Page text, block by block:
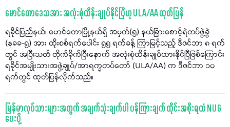
မောင်တောဒေသအား အလုံးစုံထိန်းချုပ်နိုင်ပြီဟု ULA/AA ထုတ်ပြန်
ရခိုင်ပြည်နယ်၊ မောင်တောမြို့နယ်ရှိ အမှတ်(၅) နယ်ခြားစောင့်ရဲတပ်ဖွဲ့ခွဲ
(နခခ-၅) အား ထိုးစစ်ရက်ပေါင်း ၅၅ ရက်ခန့် ကြာမြင့်သည့် ဒီဇင်ဘာ ၈ ရက်
တွင် အပြီးသတ် တိုက်ခိုက်ပြီးနောက် အလုံးစုံထိန်းချုပ်ထားနိုင်ပြီဖြစ်ကြောင်း
ရခိုင်အမျိုးသားအဖွဲ့ချုပ်/အာရက္ခတပ်တော် (ULA/AA) က ဒီဇင်ဘာ ၁၀
ရက်တွင် ထုတ်ပြန်လိုက်သည်။
မြန်မာလုပ်သားများအတွက် အချက်သုံးချက်ပါ ပန်ကြားချက် ထိုင်းအစိုးရထံ NUG
ပေးပို့